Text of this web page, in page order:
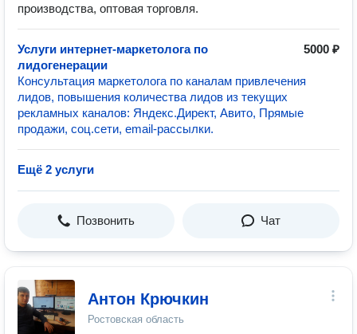
производства, оптовая торговля.
Услуги интернет-маркетолога по
лидогенерации
5000 ₽
Консультация маркетолога по каналам привлечения
лидов, повышения количества лидов из текущих
рекламных каналов: Яндекс.Директ, Авито, Прямые
продажи, соц.сети, email-рассылки.
Ещё 2 услуги
Позвонить Чат
Антон Крючкин
Ростовская область